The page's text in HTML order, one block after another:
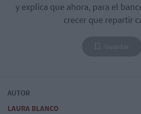
y explica que ahora, para el
crecer que repartir
AUTOR
LAURA BLANCO